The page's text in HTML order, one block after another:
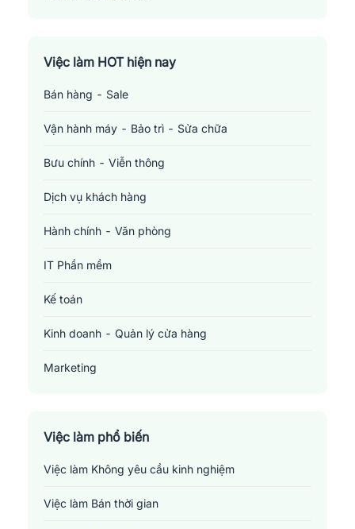
Việc làm TP. Hồ Chí Minh
Việc làm Cần Thơ
Việc làm HOT hiện nay
Bán hàng - Sale
Vận hành máy - Bảo trì - Sửa chữa
Bưu chính - Viễn thông
Dịch vụ khách hàng
Hành chính - Văn phòng
IT Phần mềm
Kế toán
Kinh doanh - Quản lý cửa hàng
Marketing
Tài chính - Đầu tư - Chứng khoán
Xây dựng
Y tế - Chăm sóc sức khỏe
Việc làm phổ biến
Việc làm Không yêu cầu kinh nghiệm
Việc làm Bán thời gian